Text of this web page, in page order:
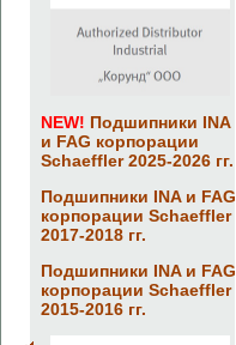
NEW! Подшипники INA
и FAG корпорации
Schaeffler 2025-2026 гг.
Подшипники INA и FAG
корпорации Schaeffler
2017-2018 гг.
Подшипники INA и FAG
корпорации Schaeffler
2015-2016 гг.